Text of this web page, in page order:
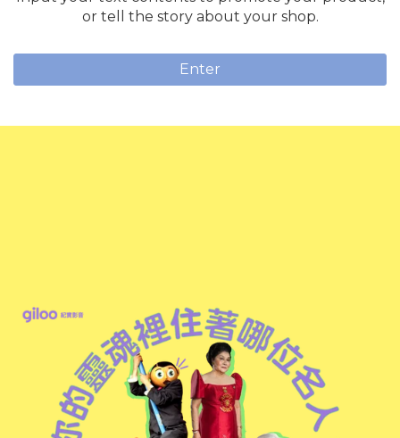
or tell the story about your shop.
Enter